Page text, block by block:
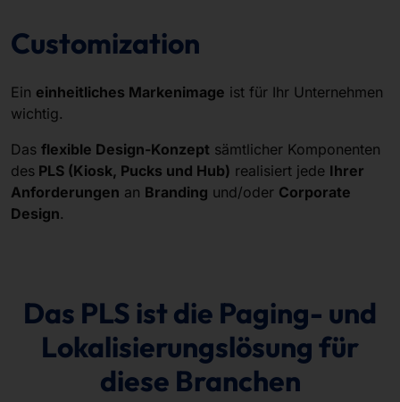
Customization
Ein einheitliches Markenimage ist für Ihr Unternehmen
wichtig.
Das flexible Design-Konzept sämtlicher Komponenten
des PLS (Kiosk, Pucks und Hub) realisiert jede Ihrer
Anforderungen an Branding und/oder Corporate
Design.
Das PLS ist die Paging- und
Lokalisierungslösung für
diese Branchen